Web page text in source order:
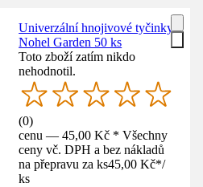
Univerzální hnojivové tyčinky
Nohel Garden 50 ks
Toto zboží zatím nikdo
nehodnotil.
(0)
cenu — 45,00 Kč * Všechny
ceny vč. DPH a bez nákladů
na přepravu za ks45,00 Kč*/
ks